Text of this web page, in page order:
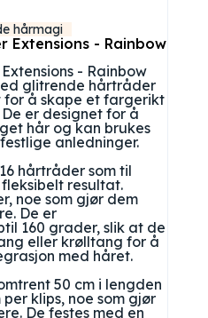
hårmagi
Extensions - Rainbow
- Rainbow
glitrende hårtråder
for å skape et fargerikt
er designet for å
hår og kan brukes
anledninger.
hårtråder som til
resultat.
noe som gjør dem
De er
160 grader, slik at de
eller krølltang for å
med håret.
50 cm i lengden
klips, noe som gjør
De festes med en